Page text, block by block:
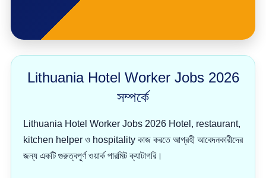
Lithuania Hotel Worker Jobs 2026
সম্পর্কে
Lithuania Hotel Worker Jobs 2026 Hotel, restaurant,
kitchen helper ও hospitality কাজ করতে আগ্রহী আবেদনকারীদের
জন্য একটি গুরুত্বপূর্ণ ওয়ার্ক পারমিট ক্যাটাগরি।